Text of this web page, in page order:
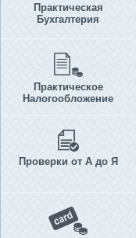
Практическая
Бухгалтерия
Практическое
Налогообложение
Проверки от А до Я